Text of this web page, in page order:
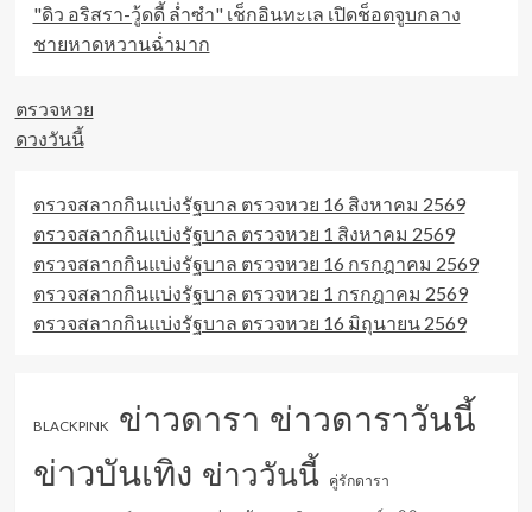
"ดิว อริสรา-วู้ดดี้ ล่ำซำ" เช็กอินทะเล เปิดช็อตจูบกลาง
ชายหาดหวานฉ่ำมาก
ตรวจหวย
ดวงวันนี้
ตรวจสลากกินแบ่งรัฐบาล ตรวจหวย 16 สิงหาคม 2569
ตรวจสลากกินแบ่งรัฐบาล ตรวจหวย 1 สิงหาคม 2569
ตรวจสลากกินแบ่งรัฐบาล ตรวจหวย 16 กรกฎาคม 2569
ตรวจสลากกินแบ่งรัฐบาล ตรวจหวย 1 กรกฎาคม 2569
ตรวจสลากกินแบ่งรัฐบาล ตรวจหวย 16 มิถุนายน 2569
BLACKPINK ข่าวดารา ข่าวดาราวันนี้
ข่าวบันเทิง ข่าววันนี้ คู่รักดารา